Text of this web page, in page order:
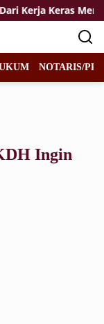
Kerja Keras Menjadi
NOTARIS/
Ingin